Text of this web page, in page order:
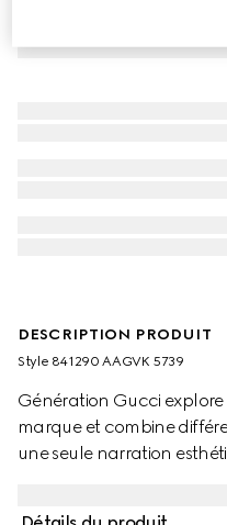
DESCRIPTION PRODUIT
Style ‎841290 AAGVK 5739
Génération Gucci explore
marque et combine
une seule narration